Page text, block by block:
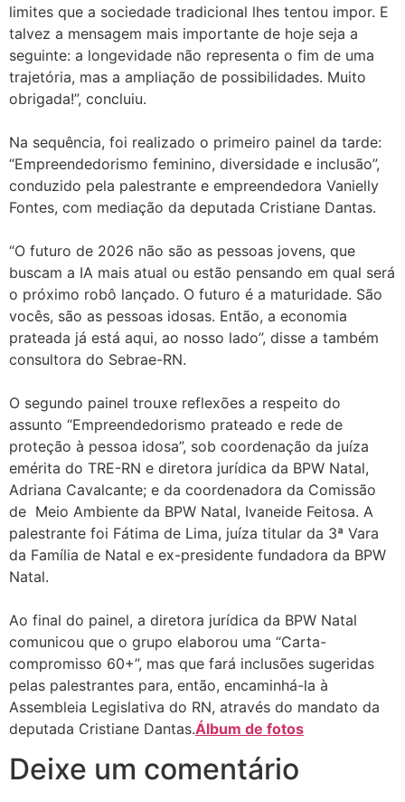
limites que a sociedade tradicional lhes tentou impor. E
talvez a mensagem mais importante de hoje seja a
seguinte: a longevidade não representa o fim de uma
trajetória, mas a ampliação de possibilidades. Muito
obrigada!”, concluiu.
Na sequência, foi realizado o primeiro painel da tarde:
“Empreendedorismo feminino, diversidade e inclusão”,
conduzido pela palestrante e empreendedora Vanielly
Fontes, com mediação da deputada Cristiane Dantas.
“O futuro de 2026 não são as pessoas jovens, que
buscam a IA mais atual ou estão pensando em qual será
o próximo robô lançado. O futuro é a maturidade. São
vocês, são as pessoas idosas. Então, a economia
prateada já está aqui, ao nosso lado”, disse a também
consultora do Sebrae-RN.
O segundo painel trouxe reflexões a respeito do
assunto “Empreendedorismo prateado e rede de
proteção à pessoa idosa”, sob coordenação da juíza
emérita do TRE-RN e diretora jurídica da BPW Natal,
Adriana Cavalcante; e da coordenadora da Comissão
de Meio Ambiente da BPW Natal, Ivaneide Feitosa. A
palestrante foi Fátima de Lima, juíza titular da 3ª Vara
da Família de Natal e ex-presidente fundadora da BPW
Natal.
Ao final do painel, a diretora jurídica da BPW Natal
comunicou que o grupo elaborou uma “Carta-
compromisso 60+”, mas que fará inclusões sugeridas
pelas palestrantes para, então, encaminhá-la à
Assembleia Legislativa do RN, através do mandato da
deputada Cristiane Dantas.Álbum de fotos
Deixe um comentário